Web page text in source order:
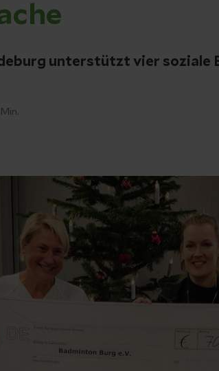
unterstützt vier soziale
Min.